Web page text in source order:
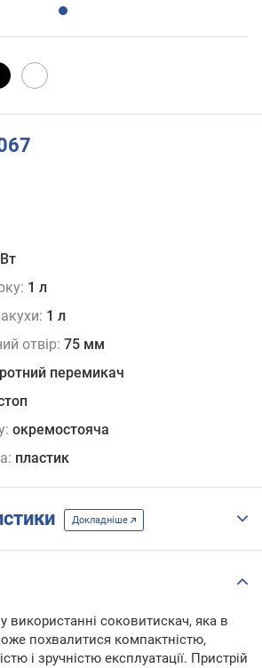
1 л
1 л
отвір: 75 мм
перемикач
окремостояча
пластик
Докладніше
використанні соковитискач, яка в
похвалитися компактністю,
і зручністю експлуатації. Пристрій